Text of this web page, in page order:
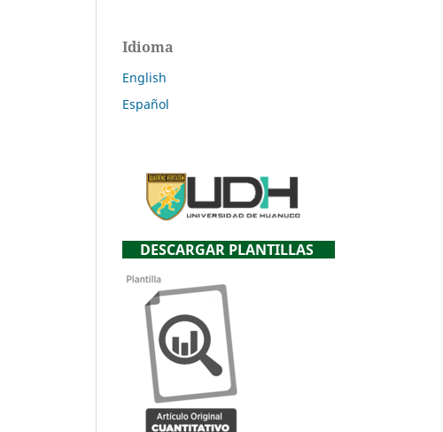
Idioma
English
Español
DESCARGAR PLANTILLAS